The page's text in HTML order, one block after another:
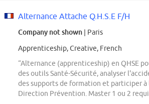
Alternance Attache Q.H.S.E F/H
Company not shown | Paris
Apprenticeship, Creative, French
“Alternance (apprenticeship) en QHSE
des outils Santé-Sécurité, analyser
des supports de formation et participer à
Direction Prévention. Master 1 ou 2